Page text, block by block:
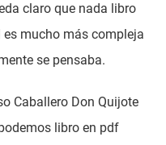
claro que nada libro
es mucho más compleja
se pensaba.
Caballero Don Quijote
libro en pdf